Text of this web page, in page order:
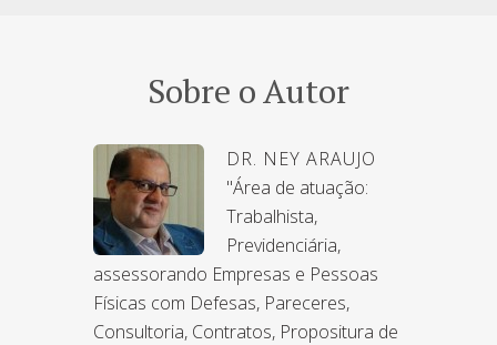
Sobre o Autor
DR. NEY ARAUJO
"Área de atuação:
Trabalhista,
Previdenciária,
assessorando Empresas e Pessoas
Físicas com Defesas, Pareceres,
Consultoria, Contratos, Propositura de